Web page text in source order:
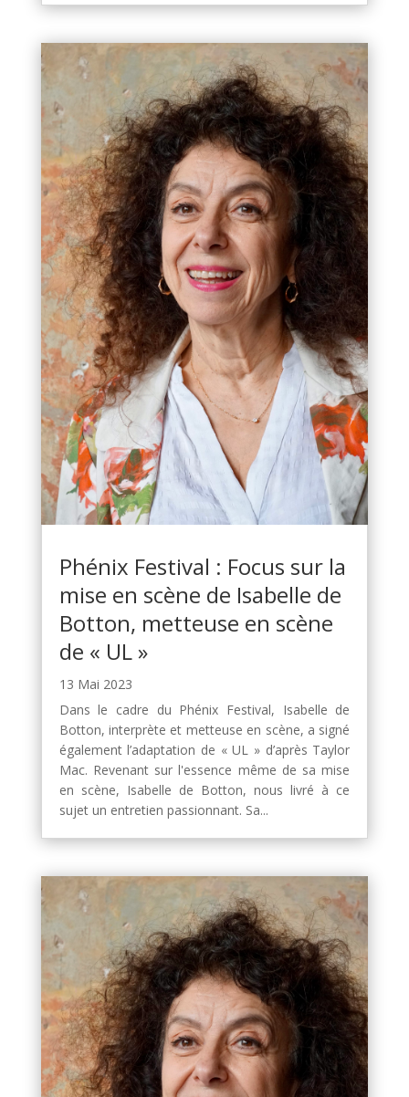
Phénix Festival : Focus sur la
mise en scène de Isabelle de
Botton, metteuse en scène
de « UL »
13 Mai 2023
Dans le cadre du Phénix Festival, Isabelle de
Botton, interprète et metteuse en scène, a signé
également l’adaptation de « UL » d’après Taylor
Mac. Revenant sur l'essence même de sa mise
en scène, Isabelle de Botton, nous livré à ce
sujet un entretien passionnant. Sa...